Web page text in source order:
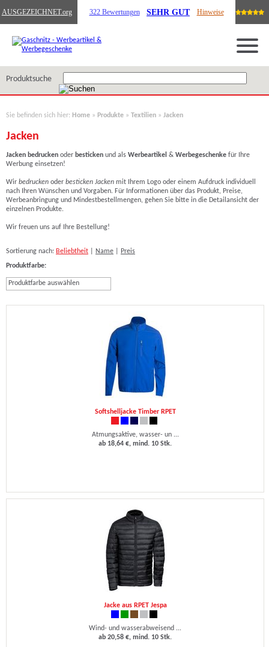
AUSGEZEICHNET.org 322 Bewertungen SEHR GUT Hinweise
Produktsuche
Sie befinden sich hier: Home » Produkte » Textilien » Jacken
Jacken
Jacken bedrucken oder besticken und als Werbeartikel & Werbegeschenke für Ihre
Werbung einsetzen!
Wir bedrucken oder besticken Jacken mit Ihrem Logo oder einem Aufdruck individuell
nach Ihren Wünschen und Vorgaben. Für Informationen über das Produkt, Preise,
Werbeanbringung und Mindestbestellmengen, gehen Sie bitte in die Detailansicht der
einzelnen Produkte.
Wir freuen uns auf Ihre Bestellung!
Sortierung nach: Beliebtheit Name
Preis
Produktfarbe:
Produktfarbe auswählen
Softshelljacke Timber RPET
Atmungsaktive, wasser- un ...
ab 18,64 €, mind. 10 Stk.
Jacke aus RPET Jespa
Wind- und wasserabweisend ...
ab 20,58 €, mind. 10 Stk.